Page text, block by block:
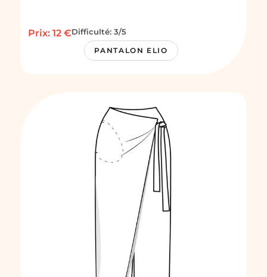
Prix: 12 €Difficulté: 3/5
PANTALON ELIO